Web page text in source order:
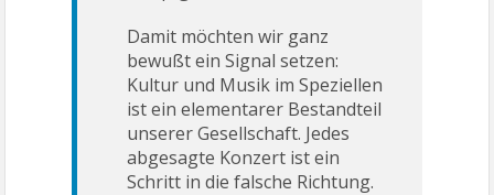
Damit möchten wir ganz
bewußt ein Signal setzen:
Kultur und Musik im Speziellen
ist ein elementarer Bestandteil
unserer Gesellschaft. Jedes
abgesagte Konzert ist ein
Schritt in die falsche Richtung.